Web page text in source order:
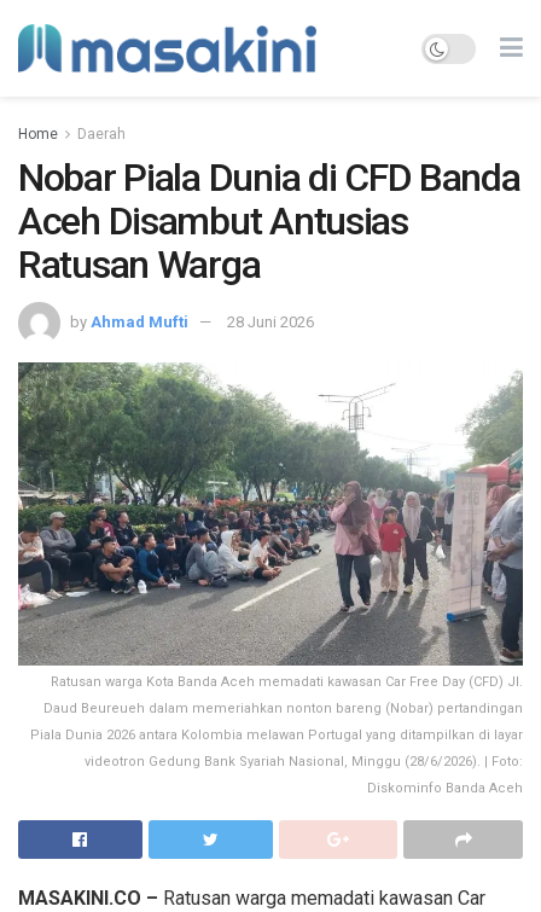
Home Daerah
Nobar Piala Dunia di CFD Banda
Aceh Disambut Antusias
Ratusan Warga
by Ahmad Mufti 28 Juni 2026
Ratusan warga Kota Banda Aceh memadati kawasan Car Free Day (CFD) Jl.
Daud Beureueh dalam memeriahkan nonton bareng (Nobar) pertandingan
Piala Dunia 2026 antara Kolombia melawan Portugal yang ditampilkan di layar
videotron Gedung Bank Syariah Nasional, Minggu (28/6/2026). | Foto:
Diskominfo Banda Aceh
MASAKINI.CO – Ratusan warga memadati kawasan Car